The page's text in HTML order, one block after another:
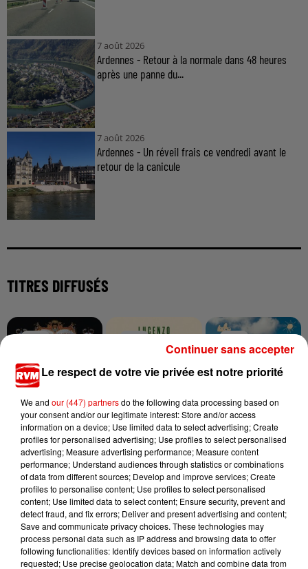
7 août 2026
Ardennes - Retour à la normale dans 48 heures
après une panne du...
7 août 2026
Ardennes - Un réveil frais ce vendredi avant le
retour de la canicule
TITRES DIFFUSÉS
10h31
10h31
MICHAEL JACKSON
Heal The World
10h28
10h28
LUCENZO
Limencello
10h25
10h25
JEREMY FREROT
Frerot
Le respect de votre vie privée est notre priorité
We and our (447) partnersdo the following data processing based on
your consent and/or our legitimate interest: Store and/or access
information on a device; Use limited data to select advertising; Create
profiles for personalised advertising; Use profiles to select personalised
advertising; Measure advertising performance; Measure content
performance; Understand audiences through statistics or combinations
of data from different sources; Develop and improve services; Create
profiles to personalise content; Use profiles to select personalised
content; Use limited data to select content; Ensure security, prevent and
detect fraud, and fix errors; Deliver and present advertising and content;
Save and communicate privacy choices. These technologies may
process personal data such as IP address and browsing data to offer
following functionalities: Identify devices based on information actively
requested; Use precise geolocation data; Match and combine data from
Continuer sans accepter